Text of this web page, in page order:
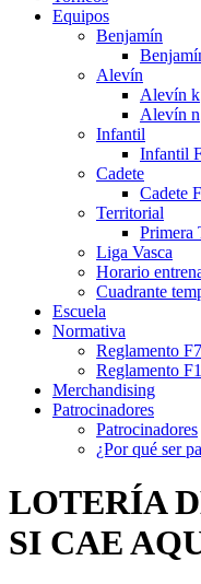
Equipos
Benjamín
Alevín
Alevín k
Alevín n
Infantil
Infantil
Cadete
Cadete
Territorial
Primera
Liga Vasca
Horario
Cuadrante
Escuela
Normativa
Reglamento F7
Reglamento
Merchandising
Patrocinadores
Patrocinadores
¿Por qué ser
LOTERÍA
SI CAE